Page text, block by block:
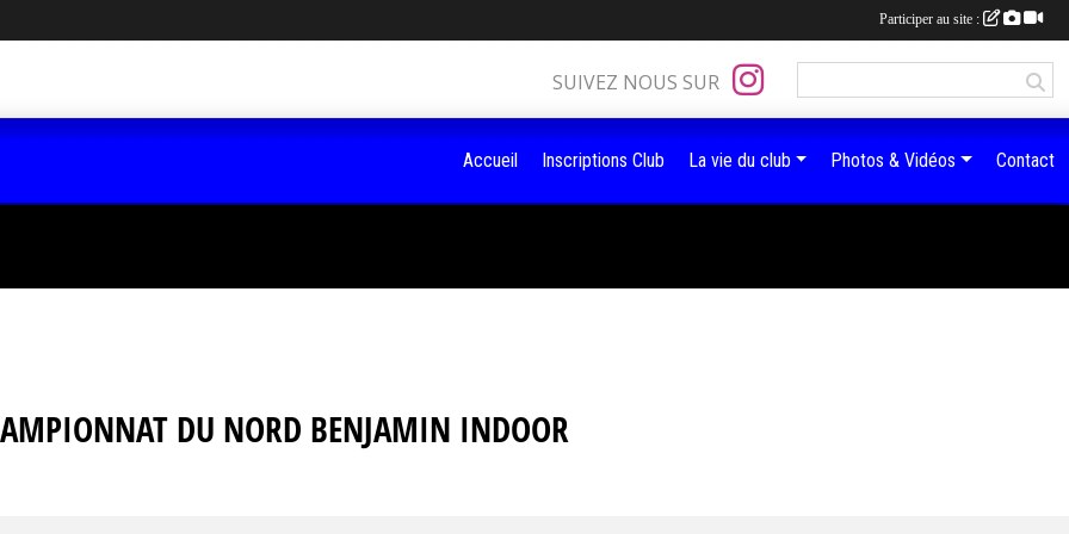
DU NORD BENJAMIN INDOOR
SUIVEZ NOUS SUR
Accueil Inscriptions Club La vie du club Photos & Vidéos Contact
Participer au site :